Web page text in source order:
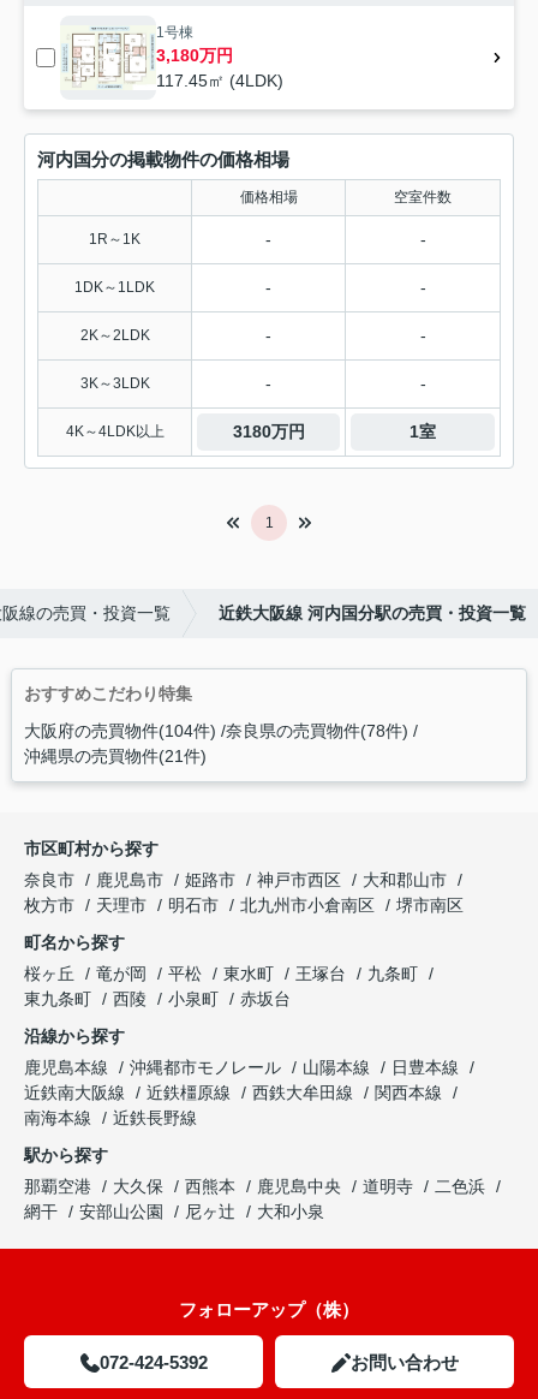
1号棟
3,180万円
117.45㎡ (4LDK)
河内国分の掲載物件の価格相場
価格相場 空室件数
1R～1K - -
1DK～1LDK - -
2K～2LDK - -
3K～3LDK - -
4K～4LDK以上 3180万円 1室
1
線の売買・投資一覧 近鉄大阪線 河内国分駅の売買・投資一覧
おすすめこだわり特集
大阪府の売買物件(104件) 奈良県の売買物件(78件)
沖縄県の売買物件(21件)
市区町村から探す
奈良市
鹿児島市 姫路市 神戸市西区
大和郡山市
枚方市
天理市 明石市 北九州市小倉南区
堺市南区
町名から探す
桜ヶ丘
竜が岡 平松 東水町 王塚台
九条町
東九条町
西陵 小泉町
赤坂台
沿線から探す
鹿児島本線
沖縄都市モノレール 山陽本線
日豊本線
近鉄南大阪線
近鉄橿原線 西鉄大牟田線
関西本線
南海本線
近鉄長野線
駅から探す
那覇空港
大久保 西熊本 鹿児島中央 道明寺
二色浜
網干
安部山公園 尼ヶ辻 大和小泉
フォローアップ（株）
072-424-5392 お問い合わせ